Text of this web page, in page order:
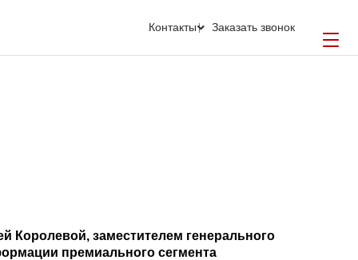
Контакты Заказать звонок
Королевой, заместителем генерального
премиального сегмента